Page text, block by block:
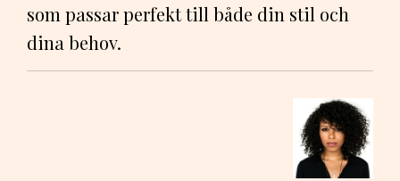
som passar perfekt till både din stil och
dina behov.